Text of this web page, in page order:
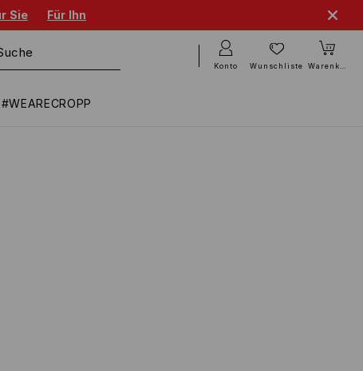
Sie Für Ihn
#WEARECROPP
Konto Wunschliste Warenkorb